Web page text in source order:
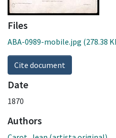
Files
ABA-0989-mobile.jpg (278.38
Cite document
Date
1870
Authors